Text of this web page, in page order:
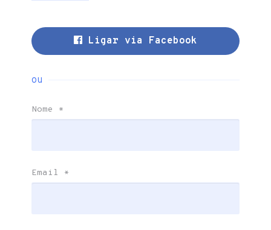
Ligar via Facebook
ou
Nome *
Email *